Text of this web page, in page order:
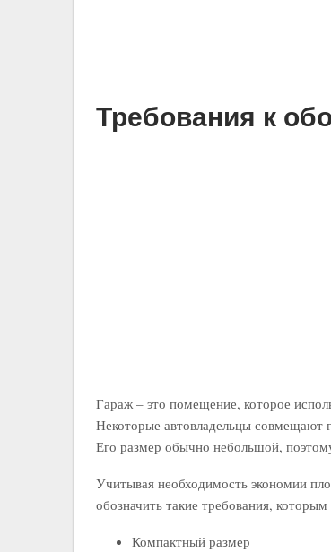
Требования к
Гараж – это помещение, которое
Некоторые автовладельцы
Его размер обычно небольшой,
Учитывая необходимость экономии
обозначить такие требования,
Компактный размер